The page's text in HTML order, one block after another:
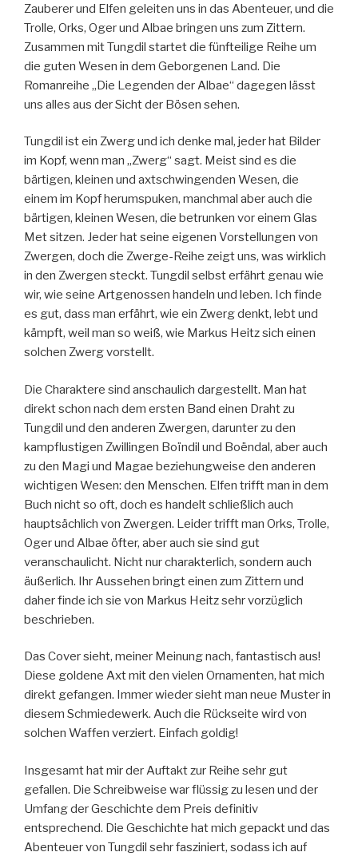
Zauberer und Elfen geleiten uns in das Abenteuer, und die
Trolle, Orks, Oger und Albae bringen uns zum Zittern.
Zusammen mit Tungdil startet die fünfteilige Reihe um
die guten Wesen in dem Geborgenen Land. Die
Romanreihe „Die Legenden der Albae“ dagegen lässt
uns alles aus der Sicht der Bösen sehen.
Tungdil ist ein Zwerg und ich denke mal, jeder hat Bilder
im Kopf, wenn man „Zwerg“ sagt. Meist sind es die
bärtigen, kleinen und axtschwingenden Wesen, die
einem im Kopf herumspuken, manchmal aber auch die
bärtigen, kleinen Wesen, die betrunken vor einem Glas
Met sitzen. Jeder hat seine eigenen Vorstellungen von
Zwergen, doch die Zwerge-Reihe zeigt uns, was wirklich
in den Zwergen steckt. Tungdil selbst erfährt genau wie
wir, wie seine Artgenossen handeln und leben. Ich finde
es gut, dass man erfährt, wie ein Zwerg denkt, lebt und
kämpft, weil man so weiß, wie Markus Heitz sich einen
solchen Zwerg vorstellt.
Die Charaktere sind anschaulich dargestellt. Man hat
direkt schon nach dem ersten Band einen Draht zu
Tungdil und den anderen Zwergen, darunter zu den
kampflustigen Zwillingen Boïndil und Boëndal, aber auch
zu den Magi und Magae beziehungweise den anderen
wichtigen Wesen: den Menschen. Elfen trifft man in dem
Buch nicht so oft, doch es handelt schließlich auch
hauptsächlich von Zwergen. Leider trifft man Orks, Trolle,
Oger und Albae öfter, aber auch sie sind gut
veranschaulicht. Nicht nur charakterlich, sondern auch
äußerlich. Ihr Aussehen bringt einen zum Zittern und
daher finde ich sie von Markus Heitz sehr vorzüglich
beschrieben.
Das Cover sieht, meiner Meinung nach, fantastisch aus!
Diese goldene Axt mit den vielen Ornamenten, hat mich
direkt gefangen. Immer wieder sieht man neue Muster in
diesem Schmiedewerk. Auch die Rückseite wird von
solchen Waffen verziert. Einfach goldig!
Insgesamt hat mir der Auftakt zur Reihe sehr gut
gefallen. Die Schreibweise war flüssig zu lesen und der
Umfang der Geschichte dem Preis definitiv
entsprechend. Die Geschichte hat mich gepackt und das
Abenteuer von Tungdil sehr fasziniert, sodass ich auf